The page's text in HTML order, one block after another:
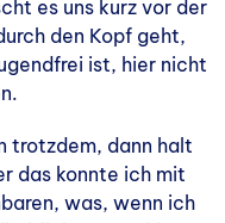
es uns kurz vor der
den Kopf geht,
ist, hier nicht
trotzdem, dann halt
das konnte ich mit
was, wenn ich